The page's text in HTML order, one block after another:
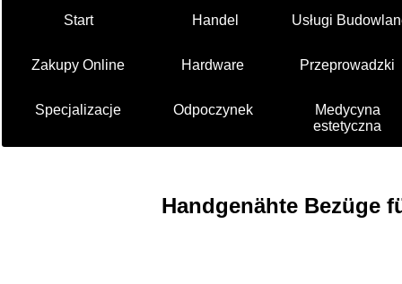
Start Handel Usługi
Zakupy Online Hardware Przeprowadzki
Specjalizacje Odpoczynek
Medycyna
estetyczna
Handgenähte Bezüge